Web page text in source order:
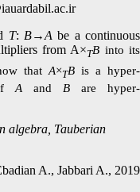
T: B→A be a continuous
from A×TB into its
that A×TB is a hyper-
A and B are hyper-
algebra, Tauberian
A., Jabbari A., 2019